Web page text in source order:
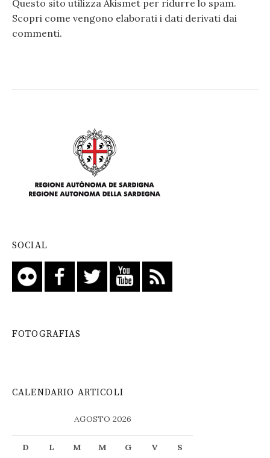
Questo sito utilizza Akismet per ridurre lo spam.
Scopri come vengono elaborati i dati derivati dai
commenti.
SOCIAL
FOTOGRAFIAS
CALENDARIO ARTICOLI
AGOSTO 2026
D L M M G V S